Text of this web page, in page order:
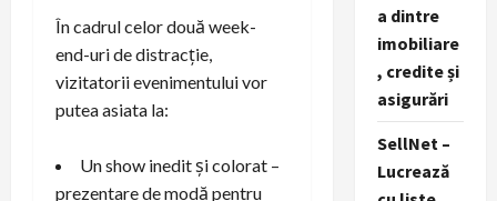
În cadrul celor două week-
end-uri de distracție,
vizitatorii evenimentului vor
putea asiata la:
Un show inedit și colorat –
prezentare de modă pentru
a dintre
imobiliare
, credite și
asigurări
SellNet –
Lucrează